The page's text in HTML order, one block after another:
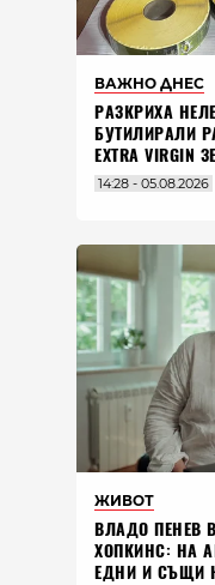
ВАЖНО ДНЕС
РАЗКРИХА
БУТИЛИРАЛИ
EXTRA VIRGIN
14:28 - 05.08.2026
ЖИВОТ
ВЛАДO ПЕНЕВ
ХОПКИНС: НА
ЕДНИ И СЪЩИ